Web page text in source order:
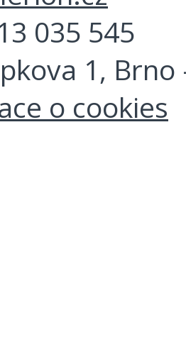
035 545
1,
o cookies